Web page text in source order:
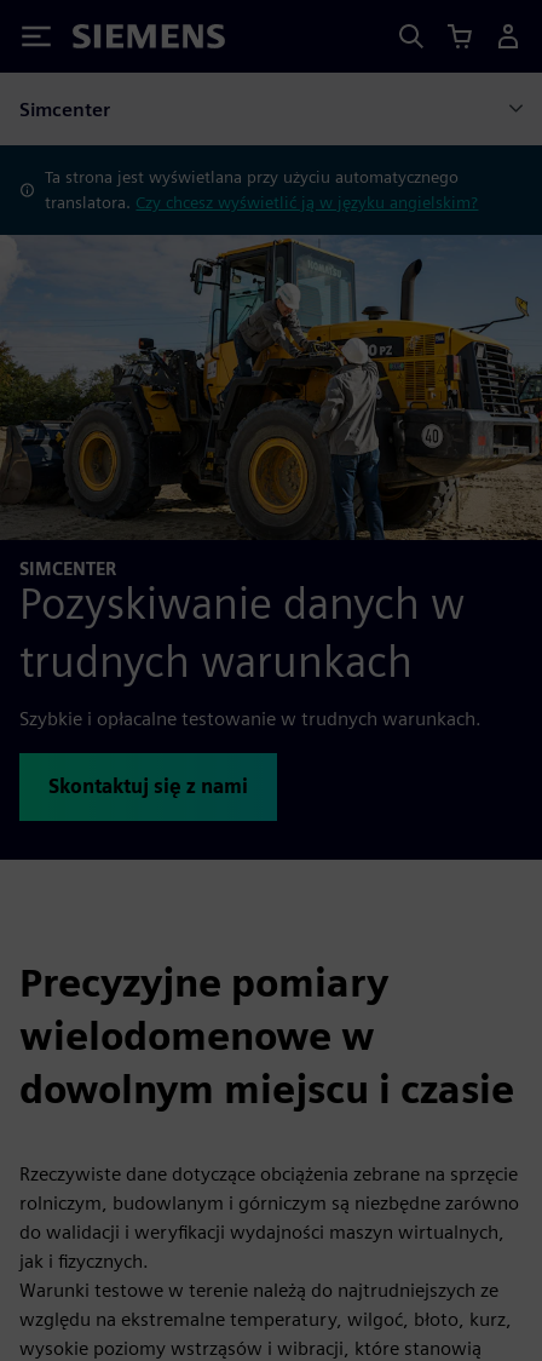
Siemens
Simcenter
Ta strona jest wyświetlana przy użyciu automatycznego
translatora. Czy chcesz wyświetlić ją w języku angielskim?
SIMCENTER
Pozyskiwanie danych w
trudnych warunkach
Szybkie i opłacalne testowanie w trudnych warunkach.
Skontaktuj się z nami
Precyzyjne pomiary
wielodomenowe w
dowolnym miejscu i czasie
Rzeczywiste dane dotyczące obciążenia zebrane na sprzęcie
rolniczym, budowlanym i górniczym są niezbędne zarówno
do walidacji i weryfikacji wydajności maszyn wirtualnych,
jak i fizycznych.
Warunki testowe w terenie należą do najtrudniejszych ze
względu na ekstremalne temperatury, wilgoć, błoto, kurz,
wysokie poziomy wstrząsów i wibracji, które stanowią